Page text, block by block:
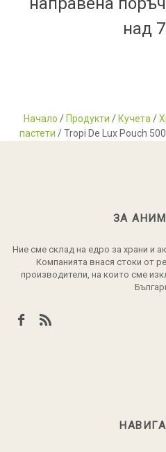
над
Начало / Продукти / Кучета/
пастети / Tropi De Lux Pouch
ЗА
Ние сме склад на едро за храни и
Компанията внася стоки от
производители, на които сме